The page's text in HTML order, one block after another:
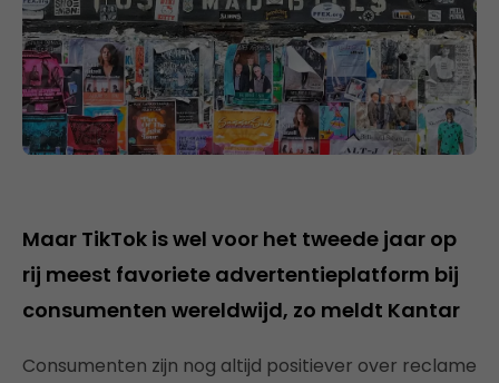
Maar TikTok is wel voor het tweede jaar op
rij meest favoriete advertentieplatform bij
consumenten wereldwijd, zo meldt Kantar
Consumenten zijn nog altijd positiever over reclame